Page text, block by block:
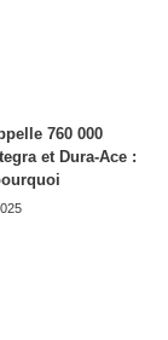
760 000
et Dura-Ace :